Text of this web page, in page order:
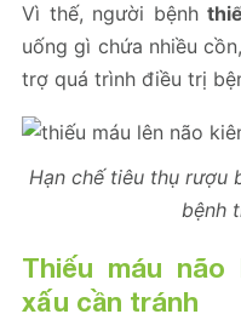
Vì thế, người bệnh
uống gì chứa nhiều
trợ quá trình điều trị
Hạn chế tiêu thụ rượu
bệnh
Thiếu máu
xấu cần tránh